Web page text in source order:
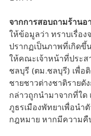
จากการสอบถามร้านอ
ให้ข้อมูลว่า ทราบเรื่อ
ปรากฏเป็นภาพที่เกิดขึ้
ให้คณะเจ้าหน้าที่ประส
ชลบุรี (ตม.ชลบุรี) เพื่อ
ชายชาวต่างชาติรายดั
กล่าวถูกนำมาจากที่ใด
ภูธรเมืองพัทยาเพื่อนำ
กฎหมาย หากมีความคื